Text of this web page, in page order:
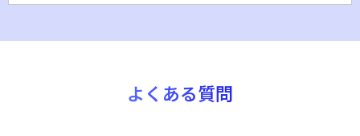
よくある質問